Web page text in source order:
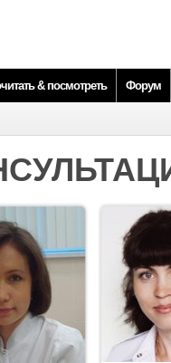
& посмотреть Форум